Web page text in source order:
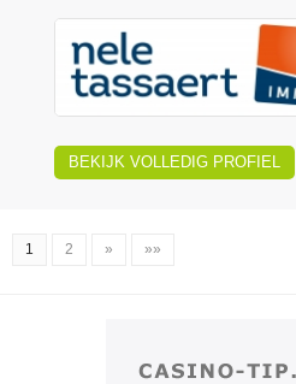
BEKIJK VOLLEDIG PROFIEL
1 2 » »»